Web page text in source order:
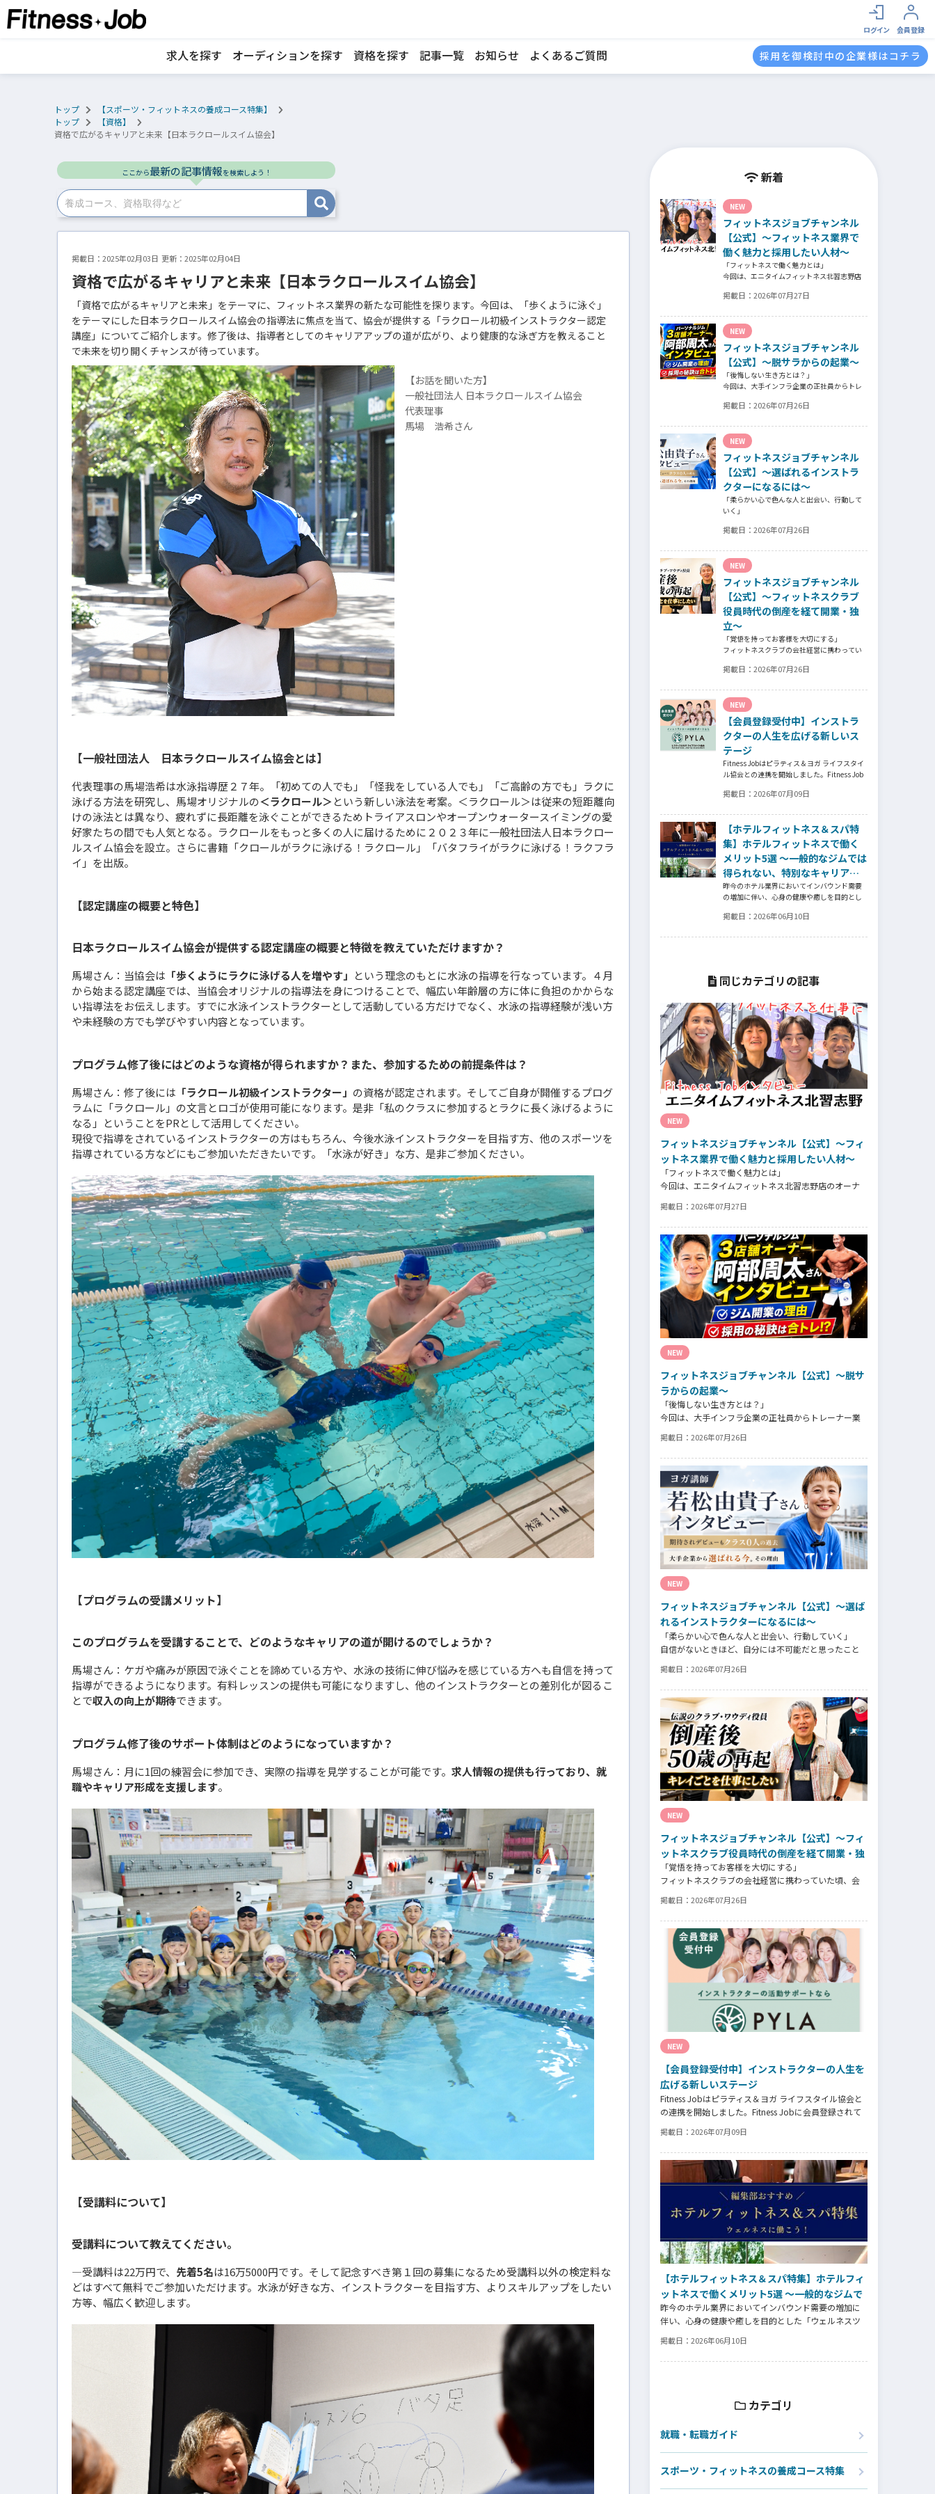
ログイン 会員登録
求人を探す オーディションを探す 資格を探す 記事一覧 お知らせ よくあるご質問 採用を御検討中の企業様はコチラ
トップ
【スポーツ・フィットネスの養成コース特集】
トップ
【資格】
資格で広がるキャリアと未来【日本ラクロールスイム協会】
ここから最新の記事情報を検索しよう！
掲載日： 2025年02月03日 更新：2025年02月04日
資格で広がるキャリアと未来【日本ラクロールスイム協会】
「資格で広がるキャリアと未来」をテーマに、フィットネス業界の新たな可能性を探ります。今回は、「歩くように泳ぐ」
をテーマにした日本ラクロールスイム協会の指導法に焦点を当て、協会が提供する「ラクロール初級インストラクター認定
講座」についてご紹介します。修了後は、指導者としてのキャリアアップの道が広がり、より健康的な泳ぎ方を教えること
で未来を切り開くチャンスが待っています。
【お話を聞いた方】
一般社団法人 日本ラクロールスイム協会
代表理事
馬場 浩希さん
【一般社団法人 日本ラクロールスイム協会とは】
代表理事の馬場浩希は水泳指導歴２７年。「初めての人でも」「怪我をしている人でも」「ご高齢の方でも」ラクに
泳げる方法を研究し、馬場オリジナルの＜ラクロール＞という新しい泳法を考案。＜ラクロール＞は従来の短距離向
けの泳法とは異なり、疲れずに長距離を泳ぐことができるためトライアスロンやオープンウォータースイミングの愛
好家たちの間でも人気となる。ラクロールをもっと多くの人に届けるために２０２３年に一般社団法人日本ラクロー
ルスイム協会を設立。さらに書籍「クロールがラクに泳げる！ラクロール」「バタフライがラクに泳げる！ラクフラ
イ」を出版。
【認定講座の概要と特色】
日本ラクロールスイム協会が提供する認定講座の概要と特徴を教えていただけますか？
馬場さん：当協会は 「歩くようにラクに泳げる人を増やす」 という理念のもとに水泳の指導を行なっています。４月
から始まる認定講座では、当協会オリジナルの指導法を身につけることで、幅広い年齢層の方に体に負担のかからな
い指導法をお伝えします。すでに水泳インストラクターとして活動している方だけでなく、水泳の指導経験が浅い方
や未経験の方でも学びやすい内容となっています。
プログラム修了後にはどのような資格が得られますか？また、参加するための前提条件は？
馬場さん：修了後には 「ラクロール初級インストラクター」 の資格が認定されます。そしてご自身が開催するプログ
ラムに「ラクロール」の文言とロゴが使用可能になります。是非「私のクラスに参加するとラクに長く泳げるように
なる」ということをPRとして活用してください。
現役で指導をされているインストラクターの方はもちろん、今後水泳インストラクターを目指す方、他のスポーツを
指導されている方などにもご参加いただきたいです。「水泳が好き」な方、是非ご参加ください。
【プログラムの受講メリット】
このプログラムを受講することで、どのようなキャリアの道が開けるのでしょうか？
馬場さん：ケガや痛みが原因で泳ぐことを諦めている方や、水泳の技術に伸び悩みを感じている方へも自信を持って
指導ができるようになります。有料レッスンの提供も可能になりますし、他のインストラクターとの差別化が図るこ
とで収入の向上が期待できます。
プログラム修了後のサポート体制はどのようになっていますか？
馬場さん：月に1回の練習会に参加でき、実際の指導を見学することが可能です。 求人情報の提供も行っており、就
職やキャリア形成を支援します。
【受講料について】
受講料について教えてください。
―受講料は22万円で、 先着5名は16万5000円です。そして記念すべき第１回の募集になるため受講料以外の検定料な
どはすべて無料でご参加いただけます。水泳が好きな方、インストラクターを目指す方、よりスキルアップをしたい
方等、幅広く歓迎します。
新着
NEW
フィットネスジョブチャンネル
【公式】～フィットネス業界で
働く魅力と採用したい人材～
「フィットネスで働く魅力とは」
今回は、エニタイムフィットネス北習志野店
用」をテーマにフィットネスクラブの魅力に
の皆様からは働き甲斐や動機、お客様からは
そのスタッフの皆様がつくる施設やフィット
ネスについての魅力を語っていただきまし
た。
掲載日： 2026年07月27日
NEW
フィットネスジョブチャンネル
【公式】～脱サラからの起業～
「後悔しない生き方とは？」
今回は、大手インフラ企業の正社員からトレ
転身された、パーソナルジム「ギフト」代表
必見です！
掲載日： 2026年07月26日
NEW
フィットネスジョブチャンネル
【公式】～選ばれるインストラ
クターになるには～
「柔らかい心で色んな人と出会い、行動して
いく」
ったことに挑戦したり、周囲のすすめに素直
行動に移してきた結果が、今に繋がっている
とお話してくださったヨガ講師の若松由貴子
さん。選ばれるインストラクターになるため
に若松さんが取られた行動とは？
掲載日： 2026年07月26日
NEW
フィットネスジョブチャンネル
【公式】～フィットネスクラブ
役員時代の倒産を経て開業・独
立～
「覚悟を持ってお客様を大切にする」
フィットネスクラブの会社経営に携わってい
それでも尚、同じ業界内で独立し再起を図っ
フィットネスクラブのキャンペーンや違約金
制度はお客様を大切にする仕組みだろう
か！？資金が底をつく恐怖と闘いながらもお
客様との絆を築き上げた秘訣とは？
掲載日： 2026年07月26日
NEW
【会員登録受付中】インストラ
クターの人生を広げる新しいス
テージ
Fitness Jobはピラティス＆ヨガ ライフスタイ
ル協会との連携を開始しました。Fitness Job
の人生を広げる新しいステージとして、同協
掲載日： 2026年07月09日
【ホテルフィットネス＆スパ特
集】ホテルフィットネスで働く
メリット5選 ～一般的なジムでは
得られない、特別なキャリア価
値とは～
昨今のホテル業界においてインバウンド需要
の増加に伴い、心身の健康や癒しを目的とし
なっています。そして、ウェルネスプログラ
も高く評価される時代になっています。専門
スキルを活かす新たなステージの魅力とは⁉
掲載日： 2026年06月10日
同じカテゴリの記事
NEW
フィットネスジョブチャンネル【公式】～フィ
ットネス業界で働く魅力と採用したい人材～
「フィットネスで働く魅力とは」
今回は、エニタイムフィットネス北習志野店のオーナ
ィットネスクラブの魅力についてインタビュー。オー
ナー様からはスタッフの採用基準、実際に採用された
スタッフの皆様からは働き甲斐や動機、お客様からは
そのスタッフの皆様がつくる施設やフィットネスにつ
いての魅力を語っていただきました。
掲載日： 2026年07月27日
NEW
フィットネスジョブチャンネル【公式】～脱サ
ラからの起業～
「後悔しない生き方とは？」
今回は、大手インフラ企業の正社員からトレーナー業
ソナルジム「ギフト」代表の阿部周大さんへインタビ
ュー。
今の仕事や環境を変えたい！とお悩みの方、必見で
す！
掲載日： 2026年07月26日
NEW
フィットネスジョブチャンネル【公式】～選ば
れるインストラクターになるには～
「柔らかい心で色んな人と出会い、行動していく」
自信がないときほど、自分には不可能だと思ったこと
く。
そんな風に自分だけでは思いつかないことを行動に移
してきた結果が、今に繋がっているとお話してくださ
ったヨガ講師の若松由貴子さん。選ばれるインストラ
クターになるために若松さんが取られた行動とは？
掲載日： 2026年07月26日
NEW
フィットネスジョブチャンネル【公式】～フィ
ットネスクラブ役員時代の倒産を経て開業・独
立～
「覚悟を持ってお客様を大切にする」
フィットネスクラブの会社経営に携わっていた頃、会
業界内で独立し再起を図ったパーソナルジム「ファン
トレイン」代表近藤健祐さんにインタビュー。
フィットネスクラブのキャンペーンや違約金制度はお
客様を大切にする仕組みだろうか！？資金が底をつく
恐怖と闘いながらもお客様との絆を築き上げた秘訣と
掲載日： 2026年07月26日
NEW
【会員登録受付中】インストラクターの人生を
広げる新しいステージ
Fitness Jobはピラティス＆ヨガ ライフスタイル協会と
の連携を開始しました。Fitness Jobに会員登録されて
ージとして、同協会とともにサポートをしていきます。
掲載日： 2026年07月09日
【ホテルフィットネス＆スパ特集】ホテルフィ
ットネスで働くメリット5選 ～一般的なジムで
は得られない、特別なキャリア価値とは～
昨今のホテル業界においてインバウンド需要の増加に
伴い、心身の健康や癒しを目的とした「ウェルネスツ
ルネスプログラムを提供するヨガインストラクター、
ピラティス指導者、ストレッチトレーナー、コンディシ
になっています。専門スキルを活かす新たなステージの
掲載日： 2026年06月10日
カテゴリ
就職・転職ガイド
スポーツ・フィットネスの養成コース特集